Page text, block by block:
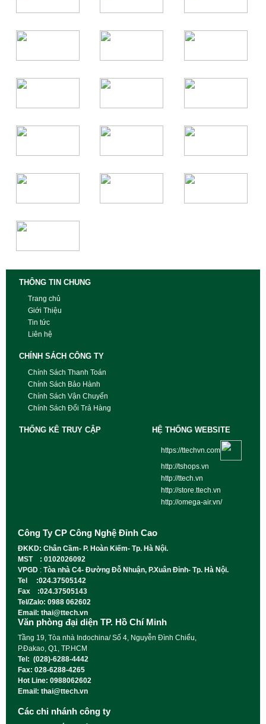
THÔNG TIN CHUNG
Trang chủ
Giới Thiệu
Tin tức
Liên hệ
CHÍNH SÁCH CÔNG TY
Chính Sách Thanh Toán
Chính Sách Bảo Hành
Chính Sách Vận Chuyển
Chính Sách Đổi Trả Hàng
THỐNG KÊ TRUY CẬP HỆ THỐNG WEBSITE
https://ttechvn.com
http://tshops.vn
http://ttech.vn
http://store.ttech.vn
http://omega-air.vn/
Công Ty CP Công Nghệ Đỉnh Cao
ĐKKD: Chân Cầm- P. Hoàn Kiếm- Tp. Hà Nội.
MST : 0102026092
VPGD : Tòa nhà C4- Đường Đỗ Nhuận, P.Xuân Đỉnh- Tp. Hà Nội.
Tel :024.37505142
Fax :024.37505143
Tel/Zalo: 0988 062602
Email: thai@ttech.vn
Văn phòng đại diện TP. Hồ Chí Minh
Tầng 19, Tòa nhà Indochina/ Số 4, Nguyễn Đình Chiểu,
P.Đakao, Q1, TP.HCM
Tel: (028)-6288-4442
Fax: 028-6288-4265
Hot Line: 0988062602
Email: thai@ttech.vn
Các chi nhánh công ty